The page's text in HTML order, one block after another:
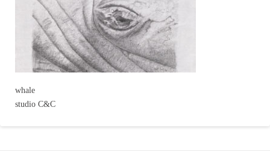
whale
studio C&C